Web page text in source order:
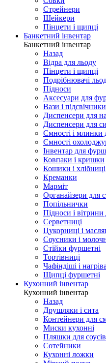
Стрейнери
Шейкери
Пінцети і щипці
Банкетний інвентар
Банкетний інвентар
Назад
Відра для льоду
Пінцети і щипці
Подрібнювачі
Підноси
Аксесуари для
Вази і підсвічники
Диспенсери для
Диспенсери для
Ємності і млинки
Ємності
Інвентар для
Ковпаки і кришки
Кошики і хлібниці
Креманки
Марміт
Органайзери для
Попільнички
Підноси і
Серветниці
Цукорниці і
Соусники і
Стійки фуршетні
Тортівниці
Чафіндіші і
Щипці фуршетні
Кухонний інвентар
Кухонний інвентар
Назад
Друшляки і сита
Контейнери для
Миски кухонні
Пляшки для соусів
Сотейники
Кухонні ложки